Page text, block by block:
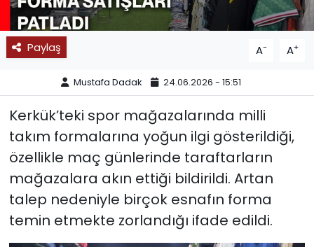
Paylaş A- A+
Mustafa Dadak 24.06.2026 - 15:51
Kerkük’teki spor mağazalarında milli
takım formalarına yoğun ilgi gösterildiği,
özellikle maç günlerinde taraftarların
mağazalara akın ettiği bildirildi. Artan
talep nedeniyle birçok esnafın forma
temin etmekte zorlandığı ifade edildi.